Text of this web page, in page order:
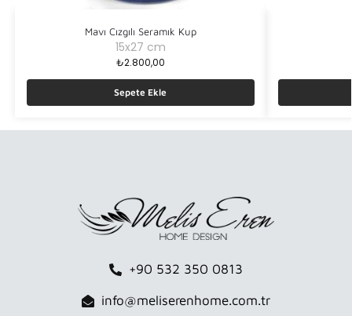
Mavı Cızgılı Seramık Kup
15x27 cm
₺2.800,00
Sepete Ekle
+90 532 350 0813
info@meliserenhome.com.tr